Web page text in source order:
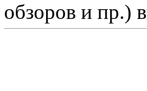
обзоров и пр.)